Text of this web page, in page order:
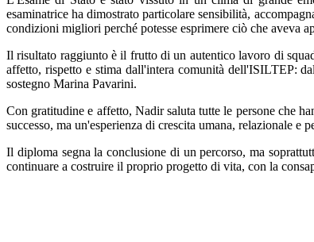
esaminatrice ha dimostrato particolare sensibilità,
condizioni migliori perché potesse esprimere ciò che aveva
Il risultato raggiunto è il frutto di un autentico lavoro di
affetto, rispetto e stima dall'intera comunità dell'ISILTEP:
sostegno Marina Pavarini.
Con gratitudine e affetto, Nadir saluta tutte le persone che
successo, ma un'esperienza di crescita umana, relazionale e
Il diploma segna la conclusione di un percorso, ma
continuare a costruire il proprio progetto di vita, con la